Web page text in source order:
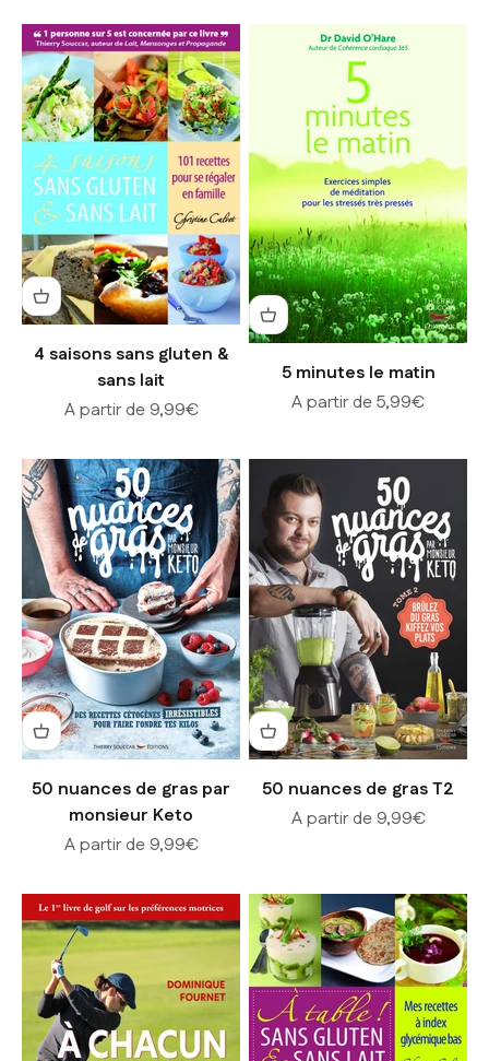
4 saisons sans gluten &
sans lait
Prix de vente
A partir de 9,99€
5 minutes le matin
Prix de vente
A partir de 5,99€
50 nuances de gras par
monsieur Keto
Prix de vente
A partir de 9,99€
50 nuances de gras T2
Prix de vente
A partir de 9,99€